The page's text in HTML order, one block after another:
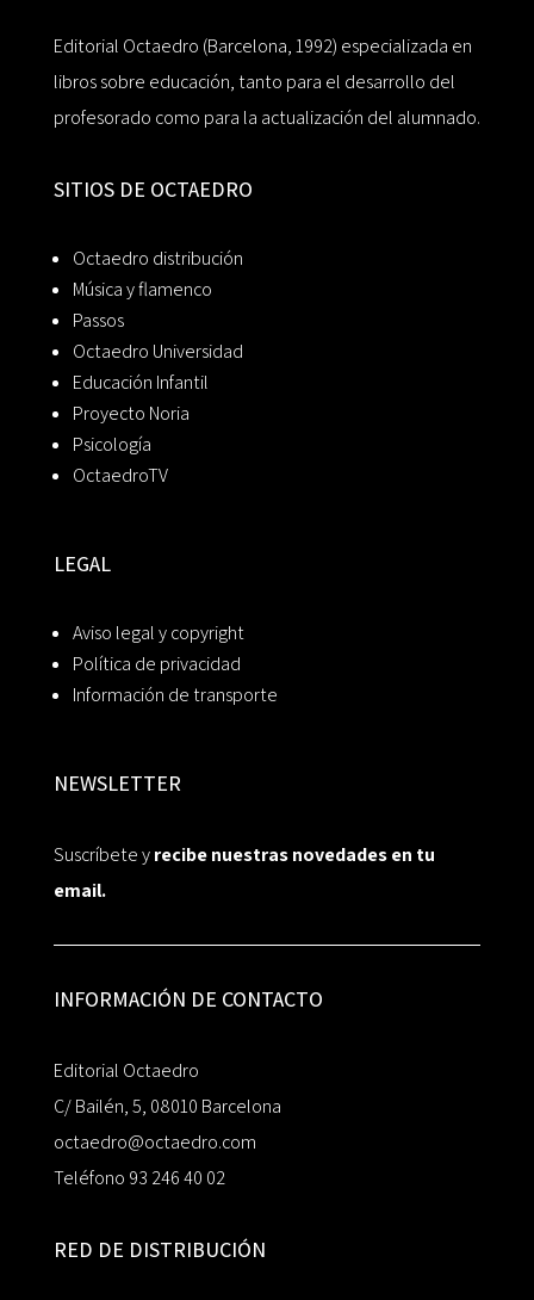
Editorial Octaedro (Barcelona, 1992) especializada en
libros sobre educación, tanto para el desarrollo del
profesorado como para la actualización del alumnado.
SITIOS DE OCTAEDRO
Octaedro distribución
Música y flamenco
Passos
Octaedro Universidad
Educación Infantil
Proyecto Noria
Psicología
OctaedroTV
LEGAL
Aviso legal y copyright
Política de privacidad
Información de transporte
NEWSLETTER
Suscríbete yrecibe nuestras novedades en tu
email.
INFORMACIÓN DE CONTACTO
Editorial Octaedro
C/ Bailén, 5, 08010 Barcelona
octaedro@octaedro.com
Teléfono 93 246 40 02
RED DE DISTRIBUCIÓN